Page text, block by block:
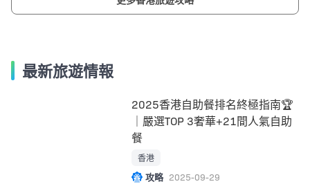
最新旅遊情報
2025香港自助餐排名終極指南🏆
｜嚴選TOP 3奢華+21間人氣自助
餐
香港
攻略 2025-09-29